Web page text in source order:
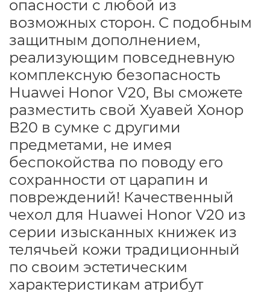
опасности с любой из
возможных сторон. С подобным
защитным дополнением,
реализующим повседневную
комплексную безопасность
Huawei Honor V20, Вы сможете
разместить свой Хуавей Хонор
В20 в сумке с другими
предметами, не имея
беспокойства по поводу его
сохранности от царапин и
повреждений! Качественный
чехол для Huawei Honor V20 из
серии изысканных книжек из
телячьей кожи традиционный
по своим эстетическим
характеристикам атрибут